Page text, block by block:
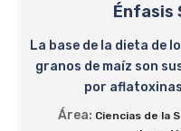
Énfasis
La base de la dieta de
granos de maíz son
por
Área: Ciencias de la